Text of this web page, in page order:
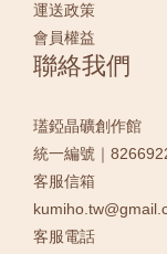
運送政策
會員權益
聯絡我們
瓂錏晶礦創作館
統一編號｜
客服信箱
客服電話